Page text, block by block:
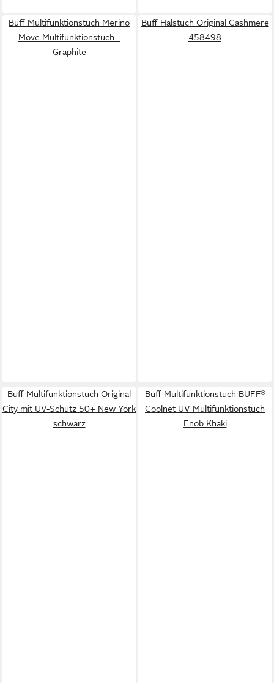
Buff Multifunktionstuch Merino
Move Multifunktionstuch -
Graphite
Buff Halstuch Original Cashmere
458498
Buff Multifunktionstuch Original
City mit UV-Schutz 50+ New York
schwarz
Buff Multifunktionstuch BUFF®
Coolnet UV Multifunktionstuch
Enob Khaki